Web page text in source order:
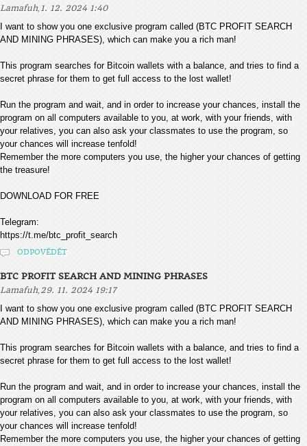
Lamafuh, 1. 12. 2024 1:40
I want to show you one exclusive program called (BTC PROFIT SEARCH
AND MINING PHRASES), which can make you a rich man!
This program searches for Bitcoin wallets with a balance, and tries to find a
secret phrase for them to get full access to the lost wallet!
Run the program and wait, and in order to increase your chances, install the
program on all computers available to you, at work, with your friends, with
your relatives, you can also ask your classmates to use the program, so
your chances will increase tenfold!
Remember the more computers you use, the higher your chances of getting
the treasure!
DOWNLOAD FOR FREE
Telegram:
https://t.me/btc_profit_search
ODPOVĚDĚT
BTC PROFIT SEARCH AND MINING PHRASES
Lamafuh, 29. 11. 2024 19:17
I want to show you one exclusive program called (BTC PROFIT SEARCH
AND MINING PHRASES), which can make you a rich man!
This program searches for Bitcoin wallets with a balance, and tries to find a
secret phrase for them to get full access to the lost wallet!
Run the program and wait, and in order to increase your chances, install the
program on all computers available to you, at work, with your friends, with
your relatives, you can also ask your classmates to use the program, so
your chances will increase tenfold!
Remember the more computers you use, the higher your chances of getting